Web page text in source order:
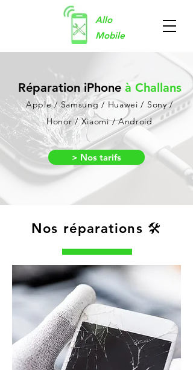
Allo
Mobile
Réparation iPhoneà Challans
Apple / Samsung / Huawei / Sony /
Honor / Xiaomi / Android
> Nos tarifs
Nos réparations 🛠